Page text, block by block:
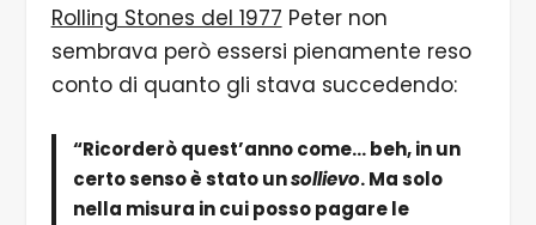
Rolling Stones del 1977 Peter non
sembrava però essersi pienamente reso
conto di quanto gli stava succedendo:
“Ricorderò quest’anno come… beh, in un
certo senso è stato unsollievo. Ma solo
nella misura in cui posso pagare le